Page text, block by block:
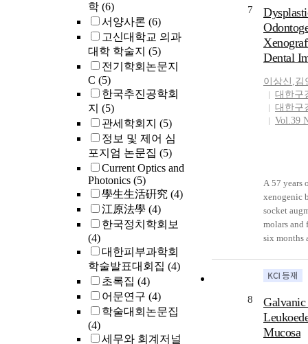
학 (6)
서양사론 (6)
고신대학교 의과
대학 학술지 (5)
전기학회논문지
C (5)
한국추진공학회
지 (5)
관세학회지 (5)
정보 및 제어 심
포지엄 논문집 (5)
Current Optics and
Photonics (5)
學生生活硏究 (4)
江原法學 (4)
한국정치학회보
(4)
대한피부과학회
학술발표대회집 (4)
초록집 (4)
어문연구 (4)
학술대회논문집
(4)
세무와 회계저널
showed
(p=0.045),
(p=0.032),
(QOL) as
physical
The
that
7.215).
physical
factor of
0.692-
proportion
physical
fatigue),
stage
7
Dental
이상신 ,김
대한구
대한구
Vol.39
A 57 years
xenogenic
socket
molars and
six months
view.
and
graftbones
deposition
8
Mucosa